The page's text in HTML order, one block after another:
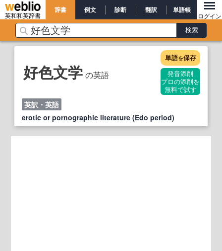
英和和英辞書
辞書 例文 診断 翻訳 単語帳
ログイン
好色文学 の英語
単語を保存
発音添削
プロの添削を
無料で試す
英訳・英語
erotic or pornographic literature (Edo period)